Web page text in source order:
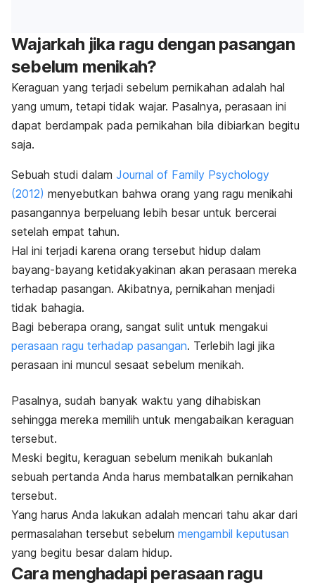
Wajarkah jika ragu dengan pasangan
sebelum menikah?
Keraguan yang terjadi sebelum pernikahan adalah hal
yang umum, tetapi tidak wajar. Pasalnya, perasaan ini
dapat berdampak pada pernikahan bila dibiarkan begitu
saja.
Sebuah studi dalam Journal of Family Psychology
(2012) menyebutkan bahwa orang yang ragu menikahi
pasangannya berpeluang lebih besar untuk bercerai
setelah empat tahun.
Hal ini terjadi karena orang tersebut hidup dalam
bayang-bayang ketidakyakinan akan perasaan mereka
terhadap pasangan. Akibatnya, pernikahan menjadi
tidak bahagia.
Bagi beberapa orang, sangat sulit untuk mengakui
perasaan ragu terhadap pasangan. Terlebih lagi jika
perasaan ini muncul sesaat sebelum menikah.
Pasalnya, sudah banyak waktu yang dihabiskan
sehingga mereka memilih untuk mengabaikan keraguan
tersebut.
Meski begitu, keraguan sebelum menikah bukanlah
sebuah pertanda Anda harus membatalkan pernikahan
tersebut.
Yang harus Anda lakukan adalah mencari tahu akar dari
permasalahan tersebut sebelum mengambil keputusan
yang begitu besar dalam hidup.
Cara menghadapi perasaan ragu